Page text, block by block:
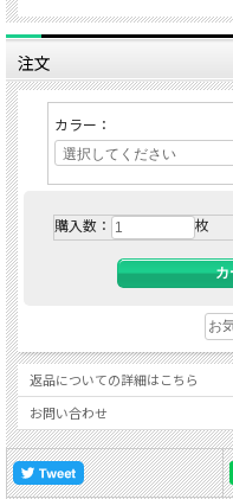
注文
カラー：
購入数： 枚
返品についての詳細はこちら
お問い合わせ